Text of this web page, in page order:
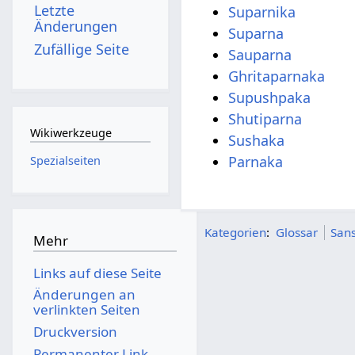
Suparnika
Suparna
Sauparna
Ghritaparnaka
Supushpaka
Shutiparna
Sushaka
Parnaka
Kategorien: Glossar
Letzte
Änderungen
Zufällige Seite
Wikiwerkzeuge
Spezialseiten
Mehr
Links auf diese Seite
Änderungen an
verlinkten Seiten
Druckversion